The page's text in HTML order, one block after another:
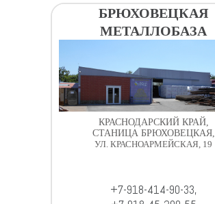
БРЮХОВЕЦКАЯ
МЕТАЛЛОБАЗА
КРАСНОДАРСКИЙ КРАЙ,
СТАНИЦА БРЮХОВЕЦКАЯ,
УЛ. КРАСНОАРМЕЙСКАЯ, 19
+7-918-414-90-33,